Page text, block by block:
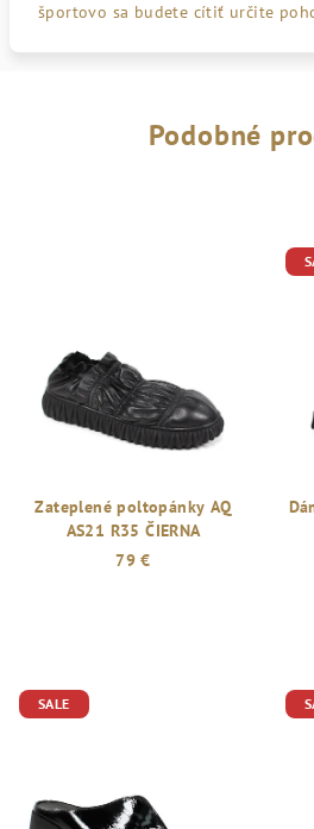
športovo sa budete cítiť určite
Podobné
Zateplené poltopánky AQ
AS21 R35 ČIERNA
79 €
SALE